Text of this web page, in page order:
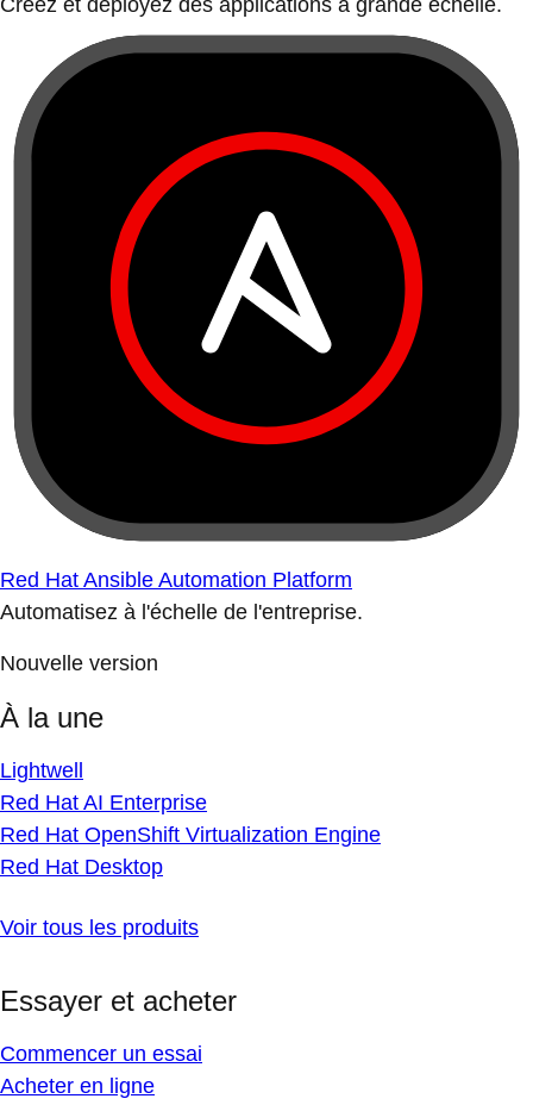
Créez et déployez des applications à grande échelle.
Red Hat Ansible Automation Platform
Automatisez à l'échelle de l'entreprise.
Nouvelle version
À la une
Lightwell
Red Hat AI Enterprise
Red Hat OpenShift Virtualization Engine
Red Hat Desktop
Voir tous les produits
Essayer et acheter
Commencer un essai
Acheter en ligne